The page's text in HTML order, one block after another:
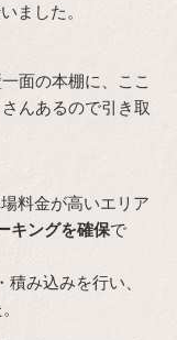
ました。
面の本棚に、ここ
んあるので引き取
料金が高いエリア
キングを確保で
み込みを行い、